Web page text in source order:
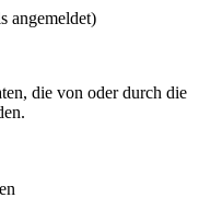
angemeldet)
die von oder durch die